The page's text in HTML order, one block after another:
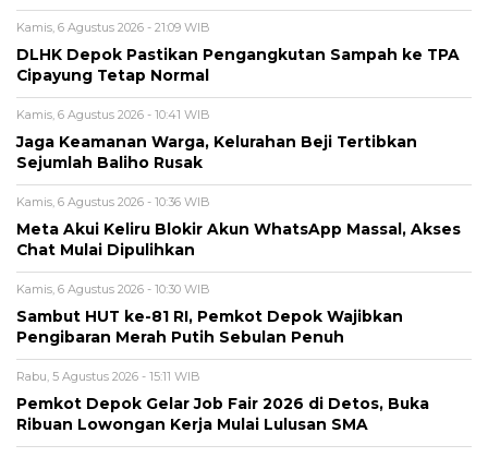
Kamis, 6 Agustus 2026 - 21:09 WIB
DLHK Depok Pastikan Pengangkutan Sampah ke TPA
Cipayung Tetap Normal
Kamis, 6 Agustus 2026 - 10:41 WIB
Jaga Keamanan Warga, Kelurahan Beji Tertibkan
Sejumlah Baliho Rusak
Kamis, 6 Agustus 2026 - 10:36 WIB
Meta Akui Keliru Blokir Akun WhatsApp Massal, Akses
Chat Mulai Dipulihkan
Kamis, 6 Agustus 2026 - 10:30 WIB
Sambut HUT ke-81 RI, Pemkot Depok Wajibkan
Pengibaran Merah Putih Sebulan Penuh
Rabu, 5 Agustus 2026 - 15:11 WIB
Pemkot Depok Gelar Job Fair 2026 di Detos, Buka
Ribuan Lowongan Kerja Mulai Lulusan SMA